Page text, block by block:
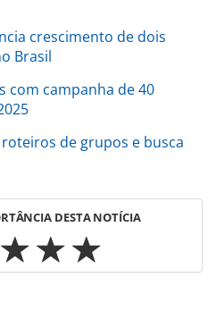
crescimento de dois
Brasil
com campanha de 40
roteiros de grupos e busca
DESTA NOTÍCIA